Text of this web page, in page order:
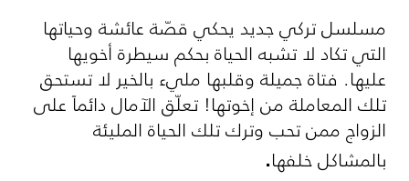
مسلسل تركي جديد يحكي قصّة عائشة وحياتها
التي تكاد لا تشبه الحياة بحكم سيطرة أخويها
عليها. فتاة جميلة وقلبها مليء بالخير لا تستحق
تلك المعاملة من إخوتها! تعلّق الآمال دائماً على
الزواج ممن تحب وترك تلك الحياة المليئة
بالمشاكل خلفها.